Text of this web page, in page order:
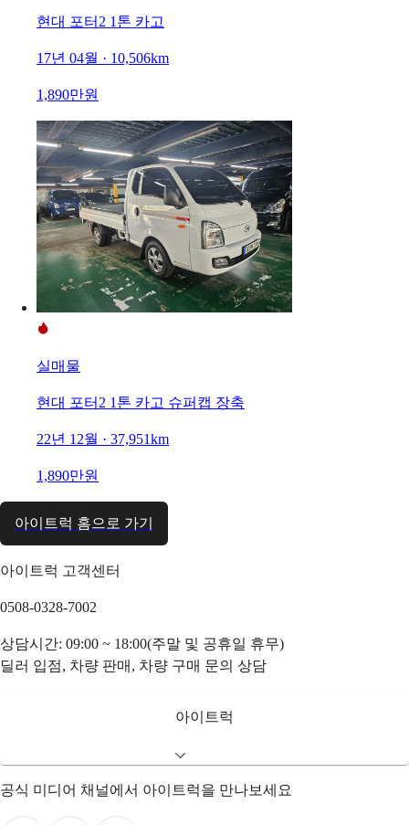
현대 포터2 1톤 카고
17년 04월 · 10,506km
1,890만원
실매물
현대 포터2 1톤 카고 슈퍼캡 장축
22년 12월 · 37,951km
1,890만원
아이트럭 홈으로 가기
아이트럭 고객센터
0508-0328-7002
상담시간: 09:00 ~ 18:00(주말 및 공휴일 휴무)
딜러 입점, 차량 판매, 차량 구매 문의 상담
아이트럭
공식 미디어 채널에서 아이트럭을 만나보세요